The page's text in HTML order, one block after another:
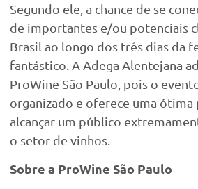
Segundo ele, a chance de se
de importantes e/ou potenciais
Brasil ao longo dos três dias da
fantástico. A Adega Alentejana
ProWine São Paulo, pois o
organizado e oferece uma
alcançar um público
o setor de vinhos.
Sobre a ProWine São Paulo